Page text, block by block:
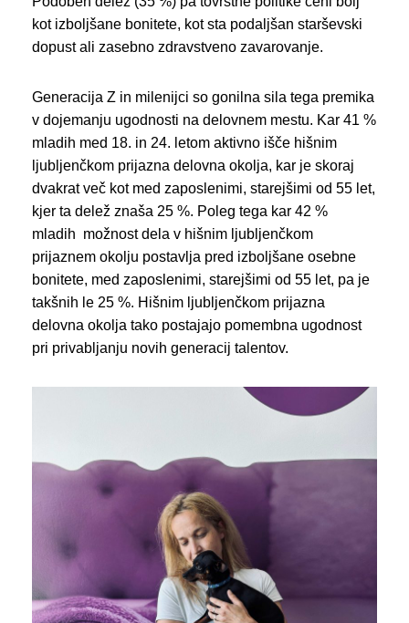
kot izboljšane bonitete, kot sta podaljšan starševski
dopust ali zasebno zdravstveno zavarovanje.
Generacija Z in milenijci so gonilna sila tega premika
v dojemanju ugodnosti na delovnem mestu. Kar 41 %
mladih med 18. in 24. letom aktivno išče hišnim
ljubljenčkom prijazna delovna okolja, kar je skoraj
dvakrat več kot med zaposlenimi, starejšimi od 55 let,
kjer ta delež znaša 25 %. Poleg tega kar 42 %
mladih možnost dela v hišnim ljubljenčkom
prijaznem okolju postavlja pred izboljšane osebne
bonitete, med zaposlenimi, starejšimi od 55 let, pa je
takšnih le 25 %. Hišnim ljubljenčkom prijazna
delovna okolja tako postajajo pomembna ugodnost
pri privabljanju novih generacij talentov.